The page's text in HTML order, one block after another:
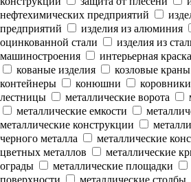
нефтехимических предприятий
предприятий
изделия из алюминия
оцинкованной стали
изделия из
машиностроения
интерьерная краска
кованые изделия
козловые краны
контейнеры
конюшни коровники
лестницы
металлические ворота
металлические емкости
металлические конструкции
черного металла
металлические
цветных металлов
металлические
ограды
металлические площадки
поверхности
металлические столбы